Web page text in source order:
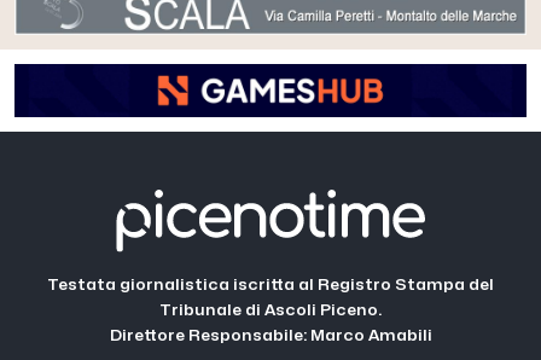
Testata giornalistica iscritta al Registro Stampa del
Tribunale di Ascoli Piceno.
Direttore Responsabile: Marco Amabili